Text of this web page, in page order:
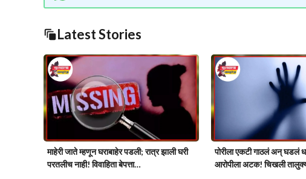
Latest Stories
माहेरी जाते म्हणून घराबाहेर पडली; रात्र झाली घरी
परतलीच नाही! विवाहिता बेपत्ता…
पोरीला एकटी गाठलं अन् घडलं
आरोपीला अटक! चिखली